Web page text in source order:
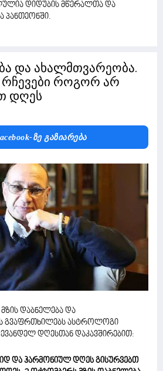
დიდუბის მწერალთა და
პანთეონში.
და ახალმთვარეობა.
როგორ არ
დღეს
Ზე Გაზიარება
დაბნელება და
გვაფრთხილებს ასტროლოგი
დღესთან დაკავშირებით:
და ჰარმონიულ დღეს გისურვებთ